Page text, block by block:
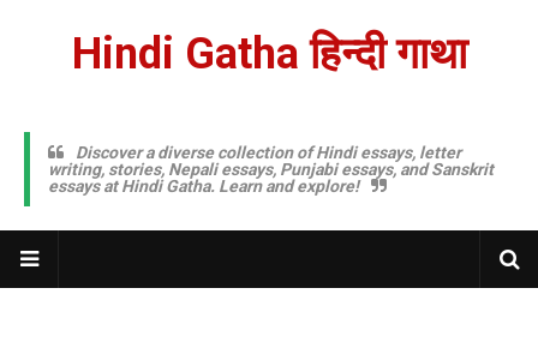
Hindi Gatha हिन्दी गाथा
Discover a diverse collection of Hindi essays, letter
writing, stories, Nepali essays, Punjabi essays, and Sanskrit
essays at Hindi Gatha. Learn and explore!